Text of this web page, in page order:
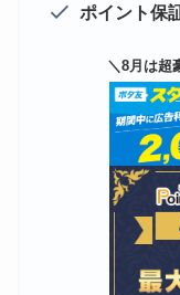
ポイント保
＼8月は超